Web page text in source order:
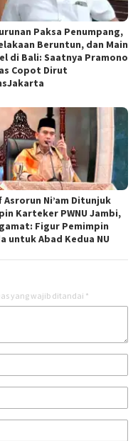
Paksa Penumpang,
Beruntun, dan Main
di Bali: Saatnya Pramono
Copot Dirut
Asrorun Ni’am Ditunjuk
Karteker PWNU Jambi,
Figur Pemimpin
untuk Abad Kedua NU
yang wajib ditandai *